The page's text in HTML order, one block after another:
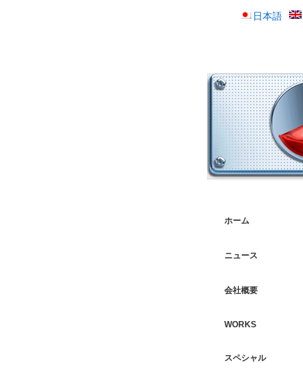
日本語
ホーム
ニュース
会社概要
WORKS
スペシャル